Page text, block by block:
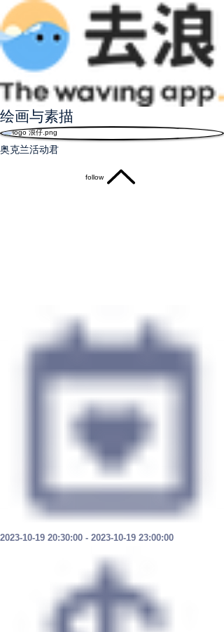
绘画与素描
奥克兰活动君
follow
2023-10-19 20:30:00 - 2023-10-19 23:00:00